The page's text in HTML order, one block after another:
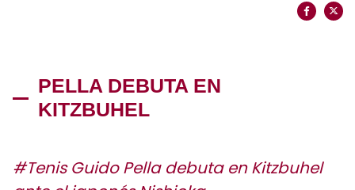
PELLA DEBUTA EN
KITZBUHEL
#Tenis Guido Pella debuta en Kitzbuhel